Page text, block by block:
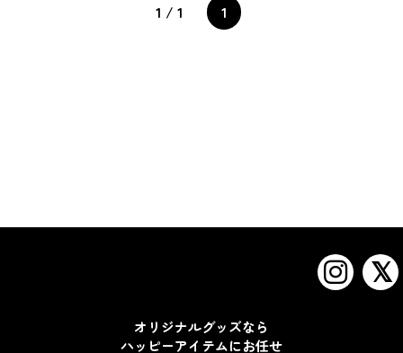
1 / 1 1
オリジナルグッズなら
ハッピーアイテムにお任せ